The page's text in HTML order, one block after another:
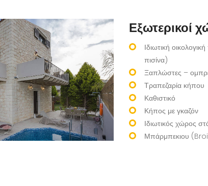
Εξωτερικοί
Ιδιωτική
πισίνα)
Ξαπλώστες –
Τραπεζαρία κήπου
Καθιστικό
Κήπος με γκαζόν
Ιδιωτικός χώρος
Μπάρμπεκιου